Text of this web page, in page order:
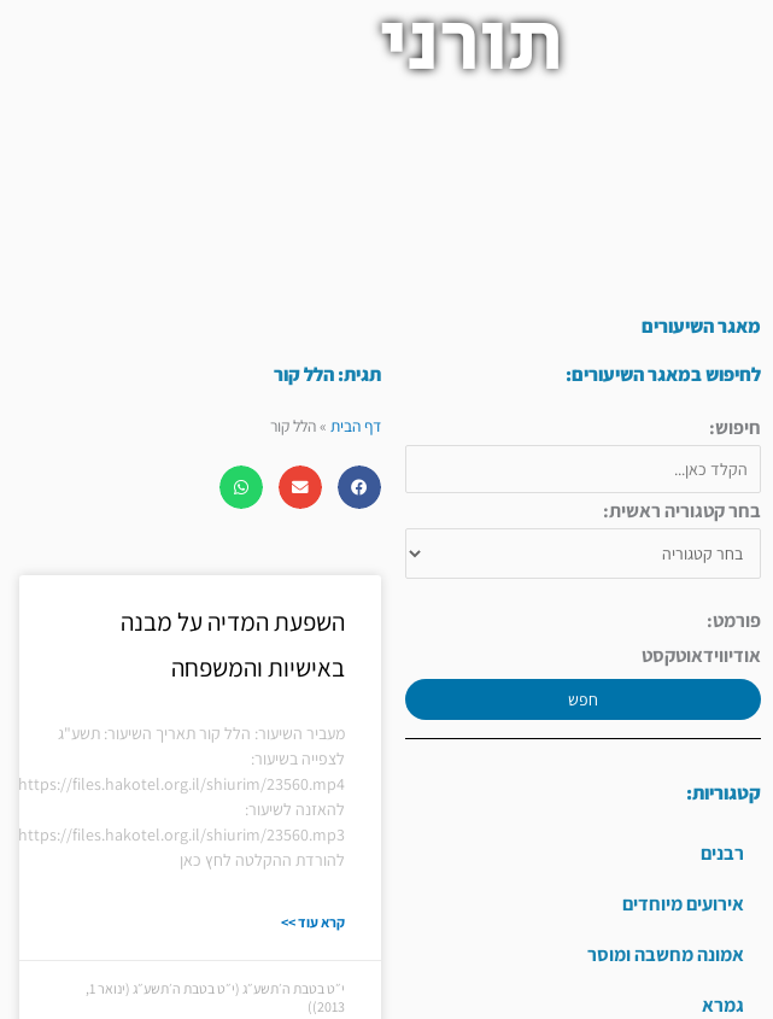
תורני
מאגר השיעורים
לחיפוש במאגר השיעורים:
חיפוש:
בחר קטגוריה ראשית:
פורמט:
אודיווידאוטקסט
חפש
קטגוריות:
רבנים
אירועים מיוחדים
אמונה מחשבה ומוסר
גמרא
תגית: הלל קור
דף הבית»הלל קור
השפעת המדיה על מבנה
באישיות והמשפחה
מעביר השיעור: הלל קור תאריך השיעור: תשע"ג
לצפייה בשיעור:
https://files.hakotel.org.il/shiurim/23560.mp4
להאזנה לשיעור:
https://files.hakotel.org.il/shiurim/23560.mp3
להורדת ההקלטה לחץ כאן
קרא עוד >>
י״ט בטבת ה׳תשע״ג (י״ט בטבת ה׳תשע״ג (ינואר 1,
2013))